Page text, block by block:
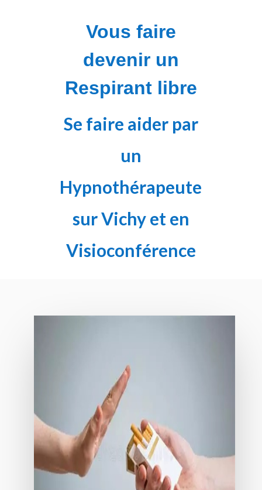
Vous faire
devenir un
Respirant libre
Se faire aider par
un
Hypnothérapeute
sur Vichy et en
Visioconférence